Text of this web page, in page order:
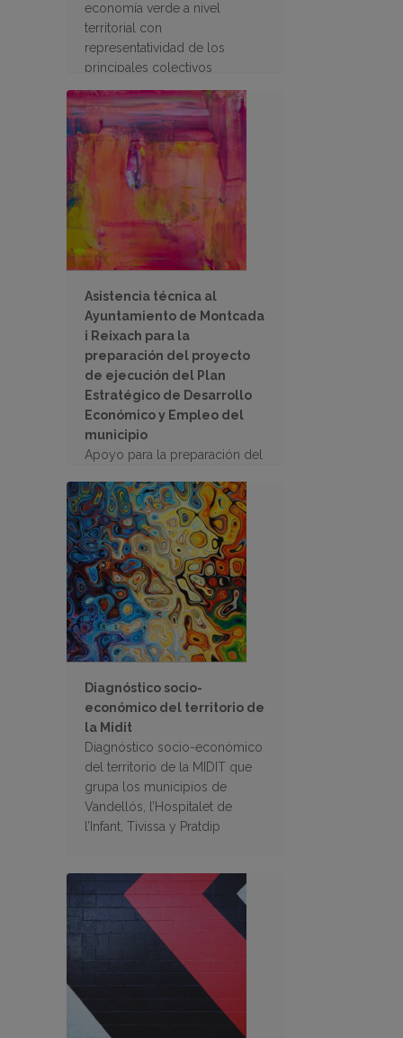
economía verde a nivel
territorial con
representatividad de los
principales colectivos
implicados
Asistencia técnica al
Ayuntamiento de Montcada
i Reixach para la
preparación del proyecto
de ejecución del Plan
Estratégico de Desarrollo
Económico y Empleo del
municipio
Apoyo para la preparación del
subvención
Diagnóstico socio-
económico del territorio de
la Midit
Diagnóstico socio-económico
del territorio de la MIDIT que
grupa los municipios de
Vandellós, l’Hospitalet de
l’Infant, Tivissa y Pratdip